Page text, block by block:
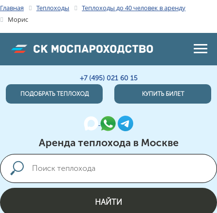
Главная Теплоходы
Теплоходы до 40 человек в аренду
Морис
+7 (495) 021 60 15
ПОДОБРАТЬ ТЕПЛОХОД КУПИТЬ БИЛЕТ
Аренда теплохода в Москве
НАЙТИ